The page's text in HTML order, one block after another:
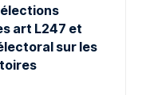
élections
art L247 et
sur les